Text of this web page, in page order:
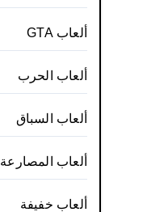
ألعاب GTA
ألعاب الحرب
ألعاب السباق
ألعاب المصارعة
ألعاب خفيفة